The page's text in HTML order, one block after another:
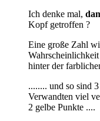
Ich denke mal,
Kopf getroffen ?
Eine große Zahl
hinter der
........ und so sind
Verwandten viel
2 gelbe Punkte ....